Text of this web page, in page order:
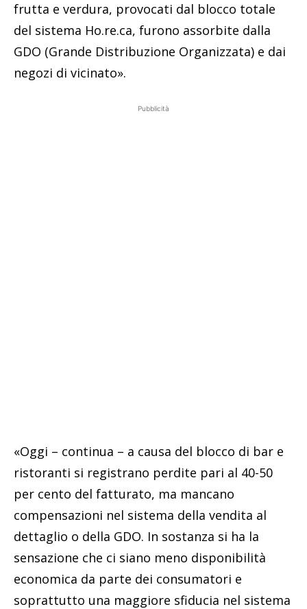
frutta e verdura, provocati dal blocco totale
del sistema Ho.re.ca, furono assorbite dalla
GDO (Grande Distribuzione Organizzata) e dai
negozi di vicinato».
Pubblicità
«Oggi – continua – a causa del blocco di bar e
ristoranti si registrano perdite pari al 40-50
per cento del fatturato, ma mancano
compensazioni nel sistema della vendita al
dettaglio o della GDO. In sostanza si ha la
sensazione che ci siano meno disponibilità
economica da parte dei consumatori e
soprattutto una maggiore sfiducia nel sistema